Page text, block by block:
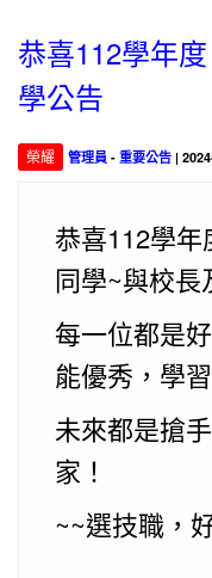
恭喜112學年
學公告
榮耀 管理員 -重要公告 |
恭喜112學
同學~與校長
每一位都是
能優秀，學
未來都是搶
家！
~~選技職，